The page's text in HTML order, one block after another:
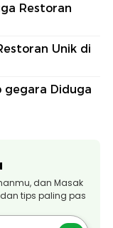
Restoran
Unik di
gegara Diduga
dan Masak
tips paling pas